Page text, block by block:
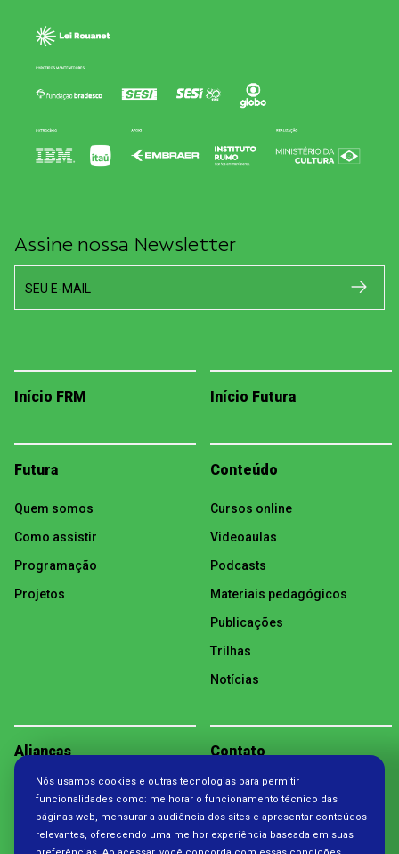
Assine nossa Newsletter
SEU E-MAIL
Início FRM Início Futura
Futura
Quem somos
Como assistir
Programação
Projetos
Conteúdo
Cursos online
Videoaulas
Podcasts
Materiais pedagógicos
Publicações
Trilhas
Notícias
Alianças Contato
Política de Privacidade
Nós usamos cookies e outras tecnologias para permitir
funcionalidades como: melhorar o funcionamento técnico das
páginas web, mensurar a audiência dos sites e apresentar conteúdos
relevantes, oferecendo uma melhor experiência baseada em suas